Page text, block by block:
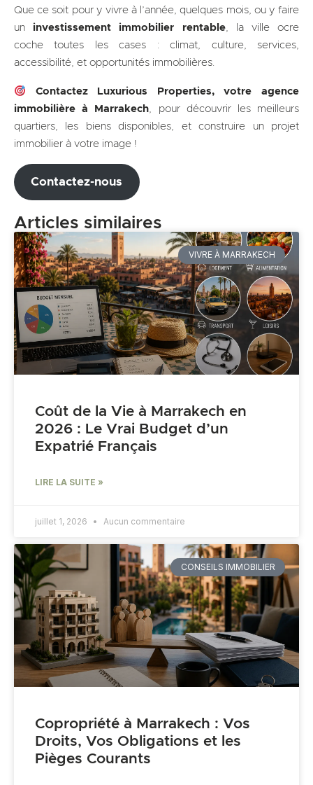
Que ce soit pour y vivre à l’année, quelques mois, ou y faire
un investissement immobilier rentable, la ville ocre
coche toutes les cases : climat, culture, services,
accessibilité, et opportunités immobilières.
Contactez Luxurious Properties, votre agence
immobilière à Marrakech, pour découvrir les meilleurs
quartiers, les biens disponibles, et construire un projet
immobilier à votre image !
Contactez-nous
Articles similaires
VIVRE À MARRAKECH
Coût de la Vie à Marrakech en
2026 : Le Vrai Budget d’un
Expatrié Français
LIRE LA SUITE »
juillet 1, 2026 Aucun commentaire
CONSEILS IMMOBILIER
Copropriété à Marrakech : Vos
Droits, Vos Obligations et les
Pièges Courants